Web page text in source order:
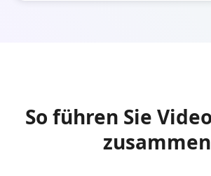
So führen Sie
zusammen